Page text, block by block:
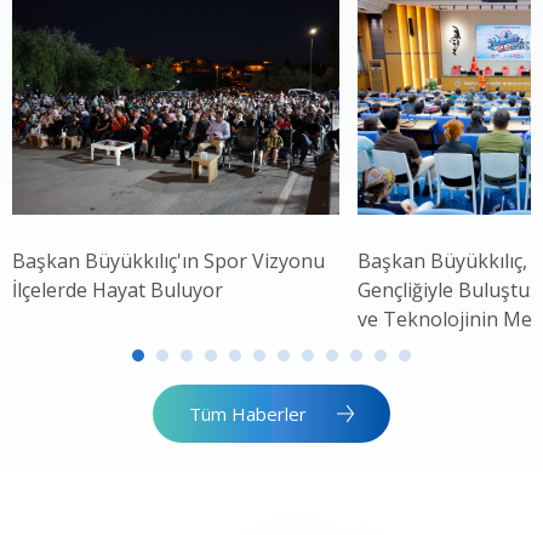
Başkan Büyükkılıç'ın Spor Vizyonu
İlçelerde Hayat Buluyor
Başkan Büyükkılıç,
Gençliğiyle Buluştu:
ve Teknolojinin
Tüm Haberler